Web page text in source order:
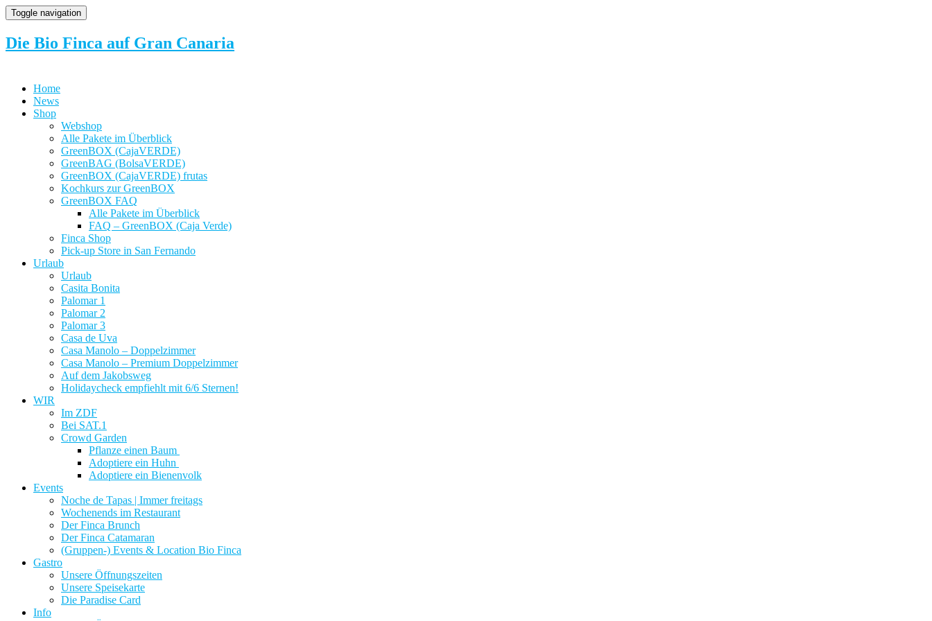
Toggle navigation
Die Bio Finca auf Gran Canaria
Home
News
Shop
Webshop
Alle Pakete im Überblick
GreenBOX (CajaVERDE)
GreenBAG (BolsaVERDE)
GreenBOX (CajaVERDE) frutas
Kochkurs zur GreenBOX
GreenBOX FAQ
Alle Pakete im Überblick
FAQ – GreenBOX (Caja Verde)
Finca Shop
Pick-up Store in San Fernando
Urlaub
Urlaub
Casita Bonita
Palomar 1
Palomar 2
Palomar 3
Casa de Uva
Casa Manolo – Doppelzimmer
Casa Manolo – Premium Doppelzimmer
Auf dem Jakobsweg
Holidaycheck empfiehlt mit 6/6 Sternen!
WIR
Im ZDF
Bei SAT.1
Crowd Garden
Pflanze einen Baum
Adoptiere ein Huhn
Adoptiere ein Bienenvolk
Events
Noche de Tapas | Immer freitags
Wochenends im Restaurant
Der Finca Brunch
Der Finca Catamaran
(Gruppen-) Events & Location Bio Finca
Gastro
Unsere Öffnungszeiten
Unsere Speisekarte
Die Paradise Card
Info